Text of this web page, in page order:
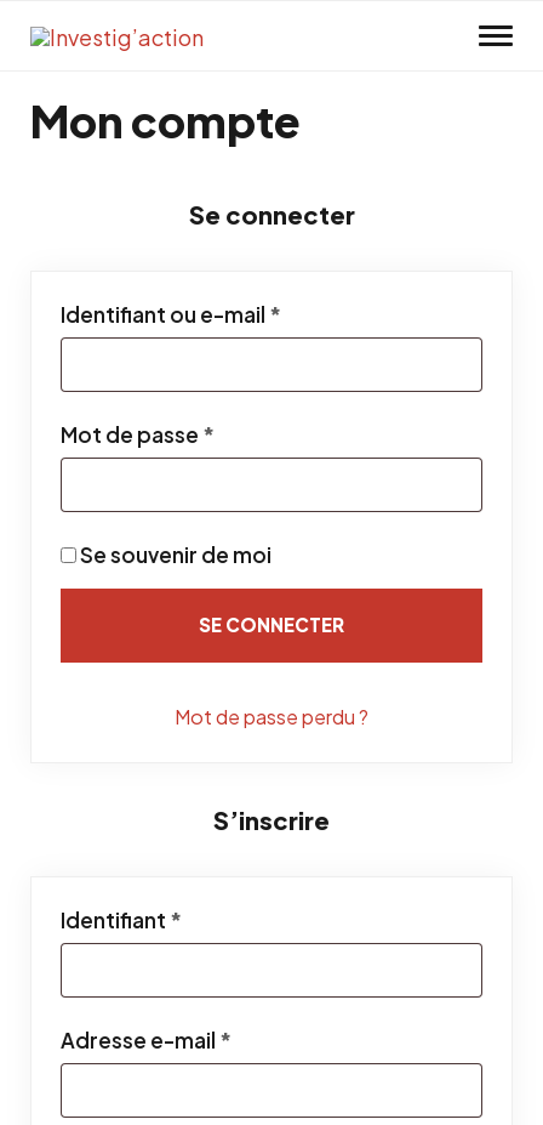
Mon compte
Se connecter
Identifiant ou e-mail *
Mot de passe *
Se souvenir de moi
SE CONNECTER
Mot de passe perdu ?
S’inscrire
Identifiant *
Adresse e-mail *